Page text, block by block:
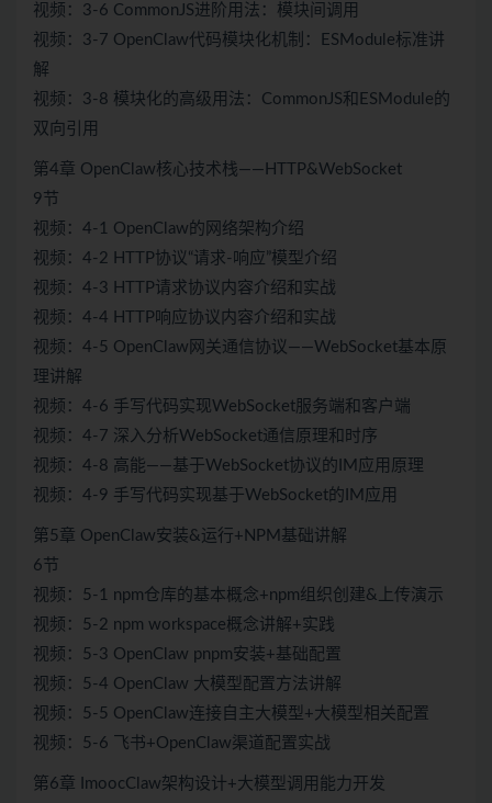
视频：3-6 CommonJS进阶用法：模块间调用
视频：3-7 OpenClaw代码模块化机制：ESModule标准讲
解
视频：3-8 模块化的高级用法：CommonJS和ESModule的
双向引用
第4章 OpenClaw核心技术栈——HTTP&WebSocket
9节
视频：4-1 OpenClaw的网络架构介绍
视频：4-2 HTTP协议“请求-响应”模型介绍
视频：4-3 HTTP请求协议内容介绍和实战
视频：4-4 HTTP响应协议内容介绍和实战
视频：4-5 OpenClaw网关通信协议——WebSocket基本原
理讲解
视频：4-6 手写代码实现WebSocket服务端和客户端
视频：4-7 深入分析WebSocket通信原理和时序
视频：4-8 高能——基于WebSocket协议的IM应用原理
视频：4-9 手写代码实现基于WebSocket的IM应用
第5章 OpenClaw安装&运行+NPM基础讲解
6节
视频：5-1 npm仓库的基本概念+npm组织创建&上传演示
视频：5-2 npm workspace概念讲解+实践
视频：5-3 OpenClaw pnpm安装+基础配置
视频：5-4 OpenClaw 大模型配置方法讲解
视频：5-5 OpenClaw连接自主大模型+大模型相关配置
视频：5-6 飞书+OpenClaw渠道配置实战
第6章 ImoocClaw架构设计+大模型调用能力开发